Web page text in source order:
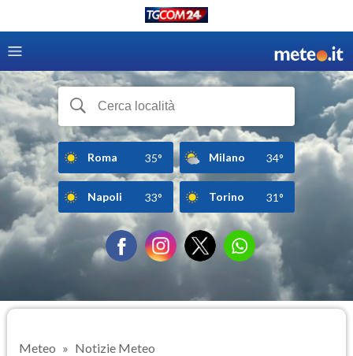
Roma 35° Milano 34°
Napoli 33° Torino 31°
Meteo Notizie Meteo